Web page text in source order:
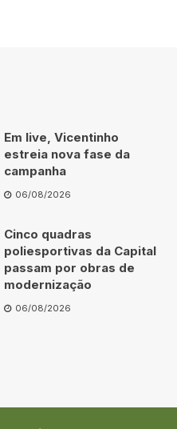
Em live, Vicentinho
estreia nova fase da
campanha
06/08/2026
Cinco quadras
poliesportivas da Capital
passam por obras de
modernização
06/08/2026